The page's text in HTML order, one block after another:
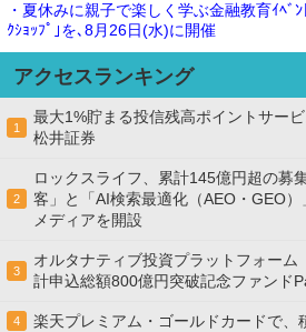
・夏休みに親子で楽しく学ぶ金融教育ｲﾍﾞ
ｸｼｮｯﾌﾟ｣を､8月26日(水)に開催
アクセスランキング
1
最大1%貯まる投信残高ポイントサー
松井証券
2
ロックスライフ、累計145億円超の募
客」と「AI検索最適化（AEO・GEO
メディアを開設
3
オルタナティブ投資プラットフォーム
計申込総額800億円突破記念ファンド
4 楽天プレミアム・ゴールドカードで、